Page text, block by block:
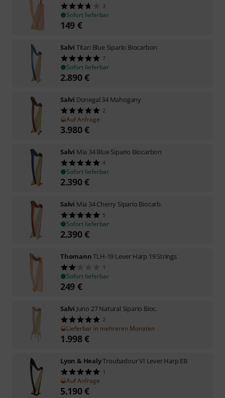
3
Sofort lieferbar
149 €
Salvi Titan Blue Sipario Biocarbon
7
Sofort lieferbar
2.890€
Salvi Donegal 34 Mahogany
2
Auf Anfrage
3.980€
Salvi Mia 34 Blue Sipario Biocarbon
4
Sofort lieferbar
2.390€
Salvi Mia 34 Cherry Sipario Biocarb.
5
Sofort lieferbar
2.390€
ThomannTLH-19 Lever Harp 19 Strings
1
Sofort lieferbar
249 €
Salvi Juno 27 Natural Sipario Bioc.
2
Lieferbar in mehreren Monaten
1.998€
Lyon & HealyTroubadour VI Lever Harp EB
1
Auf Anfrage
5.190€